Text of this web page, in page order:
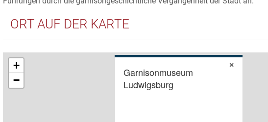
ORT AUF DER KARTE
Garnisonmuseum
Ludwigsburg
×
+
−